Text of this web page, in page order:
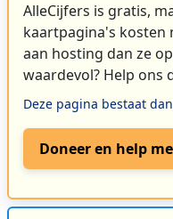
AlleCijfers is gratis,
kaartpagina's kosten
aan hosting dan ze
waardevol? Help ons
Deze pagina bestaat
Doneer en help